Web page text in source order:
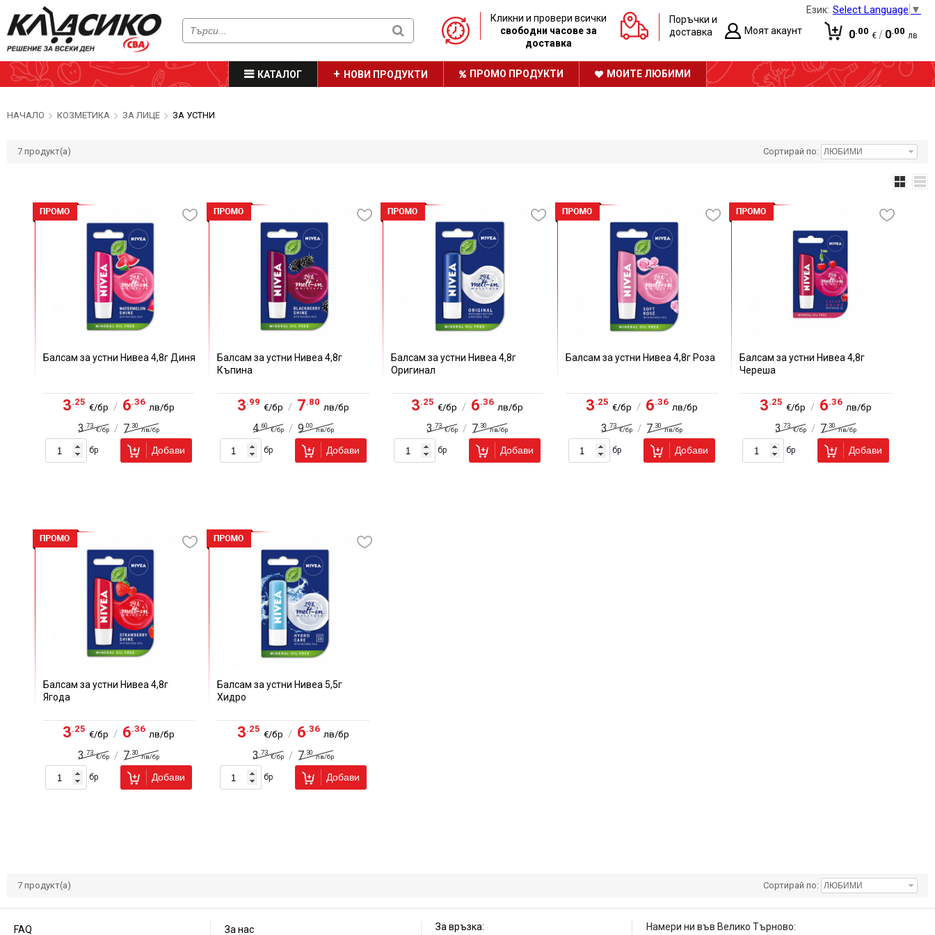
Език: Select Language ▼
Кликни и провери всички
свободни часове за
доставка
Поръчки и
доставка
Моят акаунт
Регистрация
0.00 € / 0.00 лв
Количката е празна!
КАТАЛОГ НОВИ ПРОДУКТИ ПРОМО ПРОДУКТИ МОИТЕ ЛЮБИМИ
НАЧАЛО КОЗМЕТИКА ЗА ЛИЦЕ ЗА УСТНИ
7 продукт(а) Сортирай по:
Балсам за устни Нивеа 4,8г Диня
3.25
€/бр / 6.36
лв/бр
3 .73
€/бр / 7 .30
лв/бр
бр Добави
Балсам за устни Нивеа 4,8г
Къпина
3.99
€/бр / 7.80
лв/бр
4 .60
€/бр / 9 .00
лв/бр
бр Добави
Балсам за устни Нивеа 4,8г
Оригинал
3.25
€/бр / 6.36
лв/бр
3 .73
€/бр / 7 .30
лв/бр
бр Добави
Балсам за устни Нивеа 4,8г Роза
3.25
€/бр / 6.36
лв/бр
3 .73
€/бр / 7.30
лв/бр
бр Добави
Балсам за устни Нивеа 4,8г
Череша
3.25
€/бр / 6.36
лв/бр
3 .73
€/бр / 7 .30
лв/бр
бр Добави
Балсам за устни Нивеа 4,8г
Ягода
3.25
€/бр / 6.36
лв/бр
3 .73
€/бр / 7 .30
лв/бр
бр Добави
Балсам за устни Нивеа 5,5г
Хидро
3.25
€/бр / 6.36
лв/бр
3 .73
€/бр / 7.30
лв/бр
бр Добави
7 продукт(а) Сортирай по:
FAQ За нас За връзка: Намери ни във Велико Търново: